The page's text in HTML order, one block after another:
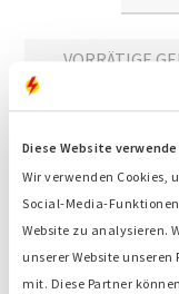
Diese Website
Wir verwenden Cookies,
Social-Media-
Website zu analysieren.
unserer Website
mit. Diese Partner
VORRÄTIGE
unseren